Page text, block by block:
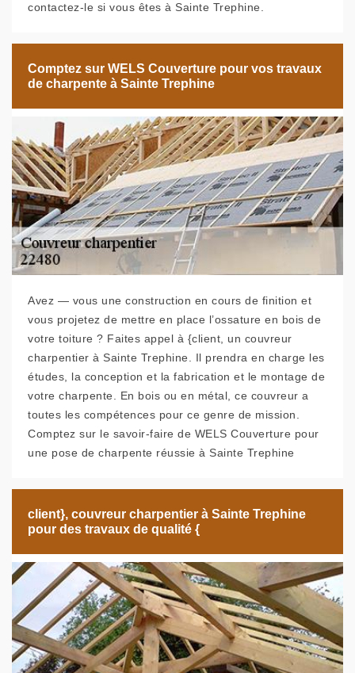
contactez-le si vous êtes à Sainte Trephine.
Comptez sur WELS Couverture pour vos travaux
de charpente à Sainte Trephine
Avez — vous une construction en cours de finition et
vous projetez de mettre en place l’ossature en bois de
votre toiture ? Faites appel à {client, un couvreur
charpentier à Sainte Trephine. Il prendra en charge les
études, la conception et la fabrication et le montage de
votre charpente. En bois ou en métal, ce couvreur a
toutes les compétences pour ce genre de mission.
Comptez sur le savoir-faire de WELS Couverture pour
une pose de charpente réussie à Sainte Trephine
client}, couvreur charpentier à Sainte Trephine
pour des travaux de qualité {